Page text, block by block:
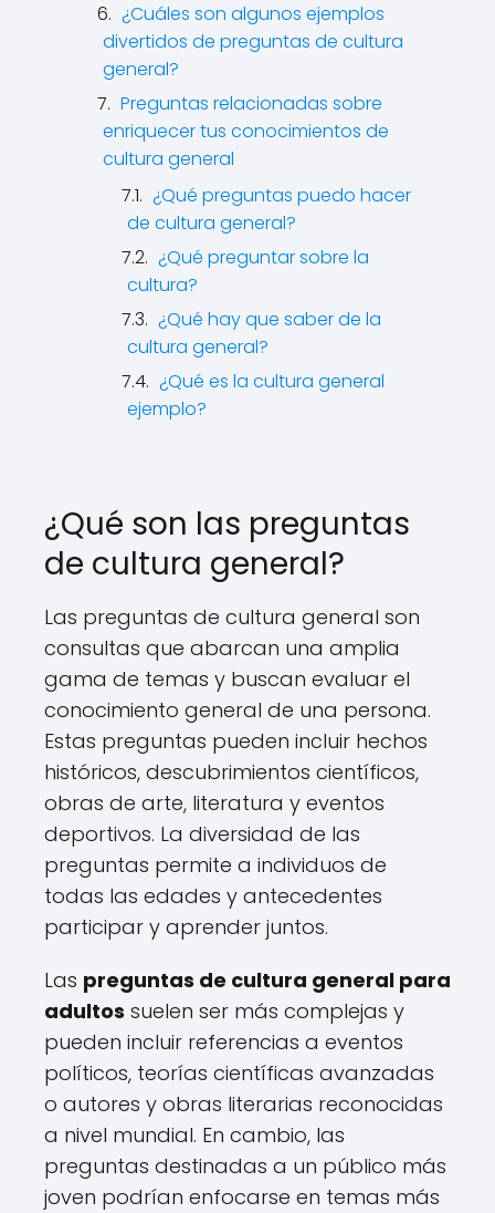
¿Cuáles son algunos ejemplos
divertidos de preguntas de cultura
general?
Preguntas relacionadas sobre
enriquecer tus conocimientos de
cultura general
¿Qué preguntas puedo hacer
de cultura general?
¿Qué preguntar sobre la
cultura?
¿Qué hay que saber de la
cultura general?
¿Qué es la cultura general
ejemplo?
¿Qué son las preguntas
de cultura general?
Las preguntas de cultura general son
consultas que abarcan una amplia
gama de temas y buscan evaluar el
conocimiento general de una persona.
Estas preguntas pueden incluir hechos
históricos, descubrimientos científicos,
obras de arte, literatura y eventos
deportivos. La diversidad de las
preguntas permite a individuos de
todas las edades y antecedentes
participar y aprender juntos.
Las preguntas de cultura general para
adultos suelen ser más complejas y
pueden incluir referencias a eventos
políticos, teorías científicas avanzadas
o autores y obras literarias reconocidas
a nivel mundial. En cambio, las
preguntas destinadas a un público más
joven podrían enfocarse en temas más